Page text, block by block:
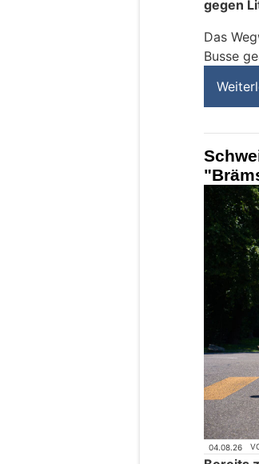
gegen
Das
Busse
04.08.26